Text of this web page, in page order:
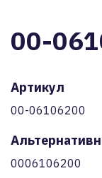
00-
Артикул
00-06106200
0006106200